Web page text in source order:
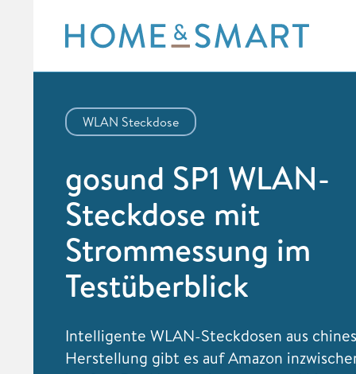
content
WLAN Steckdose
gosund SP1 WLAN-
Steckdose mit
Strommessung im
Testüberblick
Intelligente WLAN-Steckdosen aus
Herstellung gibt es auf Amazon